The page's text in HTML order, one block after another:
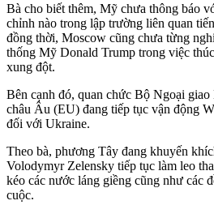
Bà cho biết thêm, Mỹ chưa thông báo
chỉnh nào trong lập trường liên quan
đồng thời, Moscow cũng chưa từng
thống Mỹ Donald Trump trong việc
xung đột.
Bên cạnh đó, quan chức Bộ Ngoại
châu Âu (EU) đang tiếp tục vận động
đối với Ukraine.
Theo bà, phương Tây đang khuyến
Volodymyr Zelensky tiếp tục làm leo
kéo các nước láng giềng cũng như các
cuộc.